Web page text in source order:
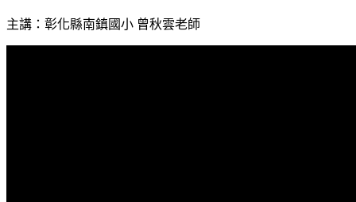
主講：彰化縣南鎮國小 曾秋雲老師